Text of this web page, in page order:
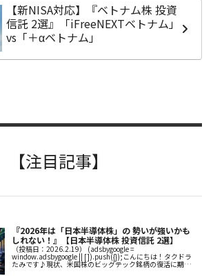
【新NISA対応】『ベトナム株 投資
信託 2選』「iFreeNEXTベトナム」
vs「＋αベトナム」
【注目記事】
『2026年は「日本半導体株」の 勢いが強いかも
しれない！』【日本半導体株 投資信託 2選】
（投稿日：2026.2.19） (adsbygoogle =
window.adsbygoogle || []).push({});こんにちは！タクドラ
たみです♪現状、米国株のビッグテック銘柄の復活に期待